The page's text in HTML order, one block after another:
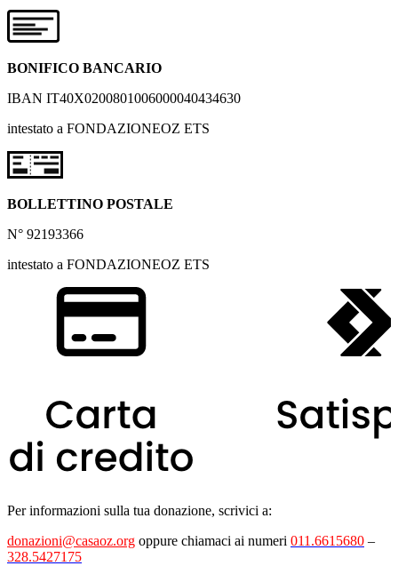
BONIFICO BANCARIO
IBAN IT40X0200801006000040434630
intestato a FONDAZIONEOZ ETS
BOLLETTINO POSTALE
N° 92193366
intestato a FONDAZIONEOZ ETS
Per informazioni sulla tua donazione, scrivici a:
donazioni@casaoz.org oppure chiamaci ai numeri 011.6615680 –
328.5427175